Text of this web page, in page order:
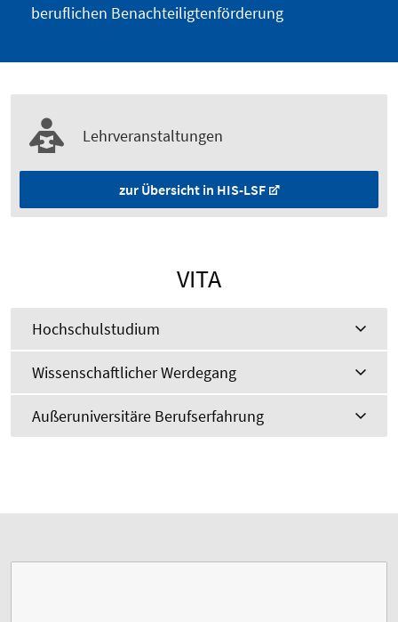
beruflichen Benachteiligtenförderung
Lehrveranstaltungen
zur Übersicht in HIS-LSF
VITA
Hochschulstudium
Wissenschaftlicher Werdegang
Außeruniversitäre Berufserfahrung